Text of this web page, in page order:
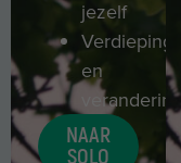
jezelf
Verdieping
en
verandering
NAAR
SOLO